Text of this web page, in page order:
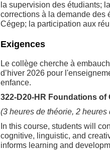
la supervision des étudiants;
corrections à la demande des
Cégep; la participation aux
Exigences
Le collège cherche à
d’hiver 2026 pour
enfance.
322-D20-HR Foundations of
(3 heures de théorie, 2
In this course, students will
cognitive, linguistic, and
informs learning and